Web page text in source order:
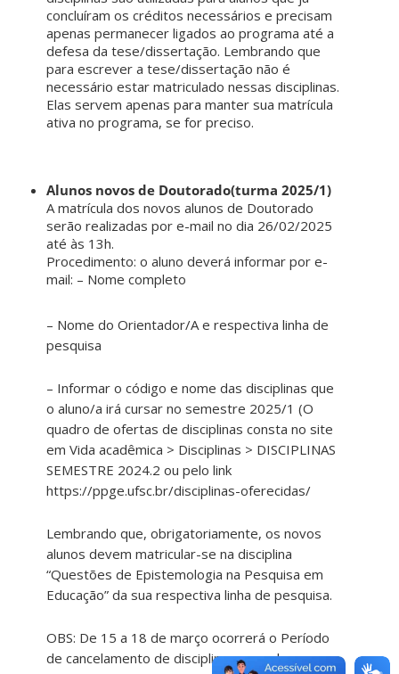
concluíram os créditos necessários e precisam
apenas permanecer ligados ao programa até a
defesa da tese/dissertação. Lembrando que
para escrever a tese/dissertação não é
necessário estar matriculado nessas disciplinas.
Elas servem apenas para manter sua matrícula
ativa no programa, se for preciso.
Alunos novos de Doutorado(turma 2025/1)
A matrícula dos novos alunos de Doutorado
serão realizadas por e-mail no dia 26/02/2025
até às 13h.
Procedimento: o aluno deverá informar por e-
mail: – Nome completo
– Nome do Orientador/A e respectiva linha de
pesquisa
– Informar o código e nome das disciplinas que
o aluno/a irá cursar no semestre 2025/1 (O
quadro de ofertas de disciplinas consta no site
em Vida acadêmica > Disciplinas > DISCIPLINAS
SEMESTRE 2024.2 ou pelo link
https://ppge.ufsc.br/disciplinas-oferecidas/
Lembrando que, obrigatoriamente, os novos
alunos devem matricular-se na disciplina
“Questões de Epistemologia na Pesquisa em
Educação” da sua respectiva linha de pesquisa.
OBS: De 15 a 18 de março ocorrerá o Período
de cancelamento de disciplinas para alunos